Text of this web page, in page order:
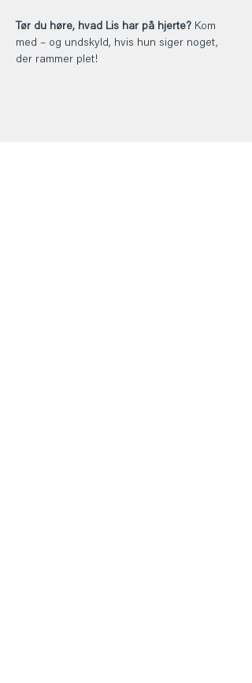
Tør du høre, hvad Lis har på hjerte? Kom
med – og undskyld, hvis hun siger noget,
der rammer plet!